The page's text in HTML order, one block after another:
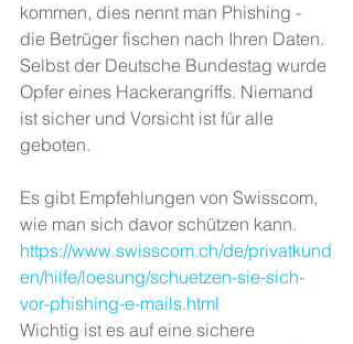
kommen, dies nennt man Phishing -
die Betrüger fischen nach Ihren Daten.
Selbst der Deutsche Bundestag wurde
Opfer eines Hackerangriffs. Niemand
ist sicher und Vorsicht ist für alle
geboten.
Es gibt Empfehlungen von Swisscom,
wie man sich davor schützen kann.
https://www.swisscom.ch/de/privatkund
en/hilfe/loesung/schuetzen-sie-sich-
vor-phishing-e-mails.html
Wichtig ist es auf eine sichere